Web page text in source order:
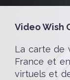
Video Wish
La carte
France et
virtuels et